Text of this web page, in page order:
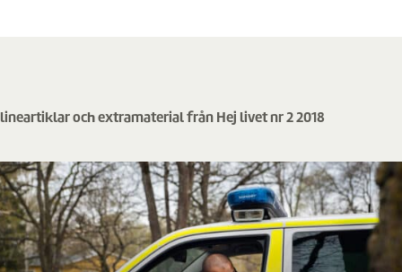
och extramaterial från Hej livet nr 2 2018